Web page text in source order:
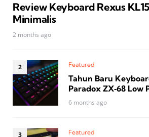
Review Keyboard Rexus
Minimalis
2 months ago
Featured
Tahun Baru
Paradox ZX‑68 Low
6 months ago
Featured